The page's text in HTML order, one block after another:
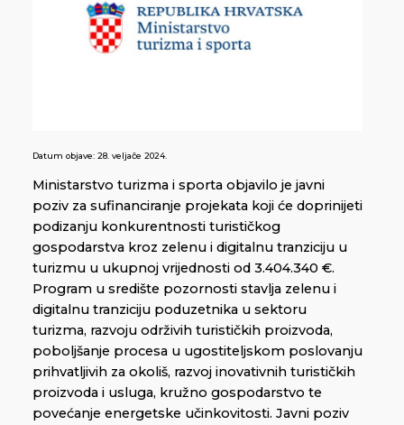
Datum objave: 28. veljače 2024.
Ministarstvo turizma i sporta objavilo je javni
poziv za sufinanciranje projekata koji će doprinijeti
podizanju konkurentnosti turističkog
gospodarstva kroz zelenu i digitalnu tranziciju u
turizmu u ukupnoj vrijednosti od 3.404.340 €.
Program u središte pozornosti stavlja zelenu i
digitalnu tranziciju poduzetnika u sektoru
turizma, razvoju održivih turističkih proizvoda,
poboljšanje procesa u ugostiteljskom poslovanju
prihvatljivih za okoliš, razvoj inovativnih turističkih
proizvoda i usluga, kružno gospodarstvo te
povećanje energetske učinkovitosti. Javni poziv